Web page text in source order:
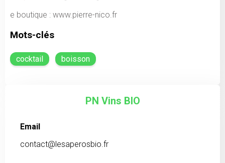
e boutique : www.pierre-nico.fr
Mots-clés
cocktail boisson
PN Vins BIO
Email
contact@lesaperosbio.fr